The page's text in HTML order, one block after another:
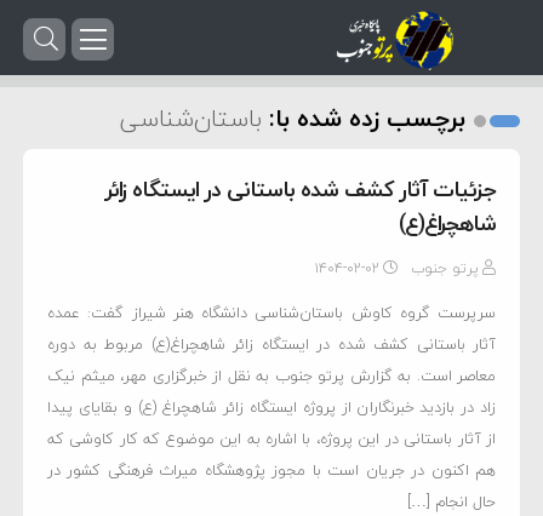
برچسب زده شده با: باستان‌شناسی
جزئیات آثار کشف شده باستانی در ایستگاه زائر
شاهچراغ(ع)
پرتو جنوب ۱۴۰۴-۰۲-۰۲
سرپرست گروه کاوش باستان‌شناسی دانشگاه هنر شیراز گفت: عمده
آثار باستانی کشف شده در ایستگاه زائر شاهچراغ(ع) مربوط به دوره
معاصر است. به گزارش پرتو جنوب به نقل از خبرگزاری مهر، میثم نیک
زاد در بازدید خبرنگاران از پروژه ایستگاه زائر شاهچراغ (ع) و بقایای پیدا
از آثار باستانی در این پروژه، با اشاره به این موضوع که کار کاوشی که
هم اکنون در جریان است با مجوز پژوهشگاه میراث فرهنگی کشور در
حال انجام […]